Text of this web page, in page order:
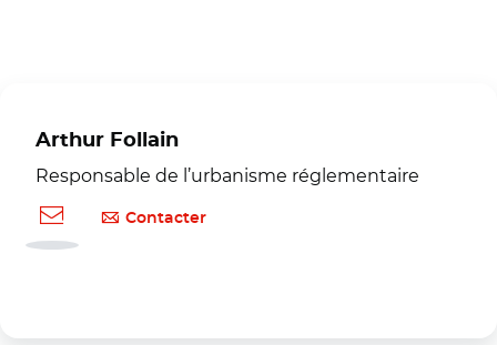
Arthur Follain
Responsable de l’urbanisme réglementaire
Contacter